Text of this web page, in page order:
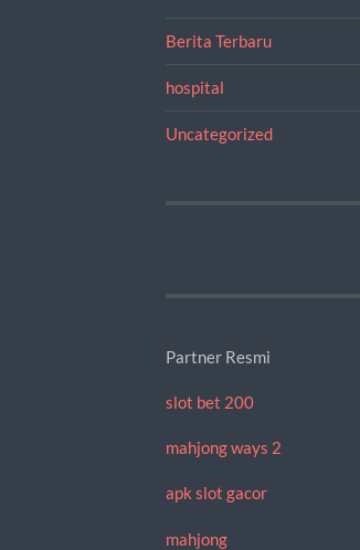
Berita Terbaru
hospital
Uncategorized
Partner Resmi
slot bet 200
mahjong ways 2
apk slot gacor
mahjong